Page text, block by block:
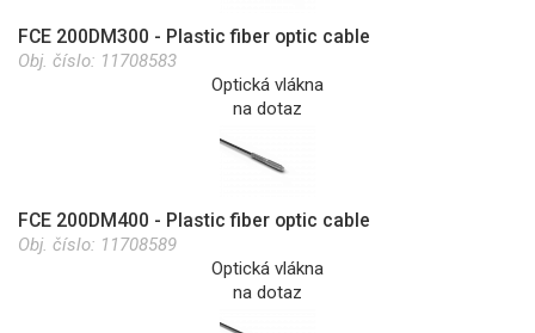
FCE 200DM300 - Plastic fiber optic cable
Obj. číslo: 11708583
Optická vlákna
na dotaz
FCE 200DM400 - Plastic fiber optic cable
Obj. číslo: 11708589
Optická vlákna
na dotaz